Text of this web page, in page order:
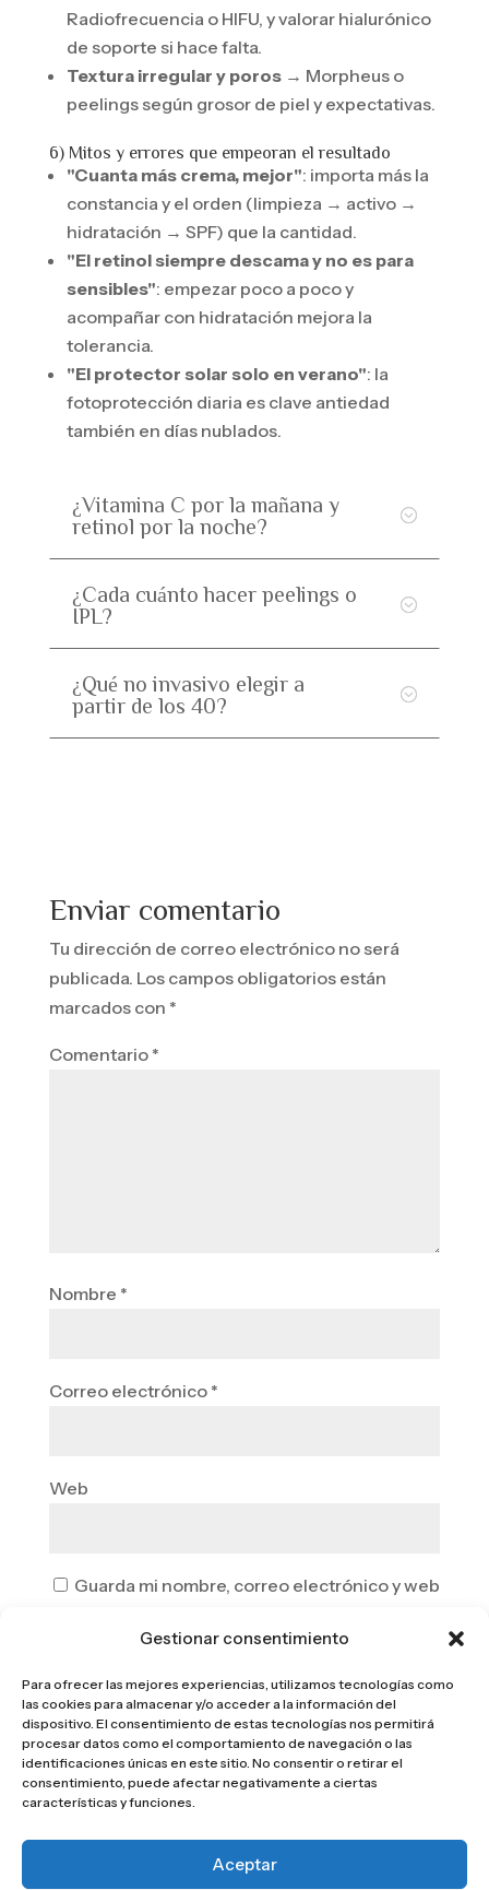
Gestionar consentimiento
Para ofrecer las mejores experiencias, utilizamos tecnologías como
las cookies para almacenar y/o acceder a la información del
dispositivo. El consentimiento de estas tecnologías nos permitirá
procesar datos como el comportamiento de navegación o las
identificaciones únicas en este sitio. No consentir o retirar el
consentimiento, puede afectar negativamente a ciertas
características y funciones.
Aceptar
Radiofrecuencia o HIFU, y valorar hialurónico
de soporte si hace falta.
Textura irregular y poros→ Morpheus o
peelings según grosor de piel y expectativas.
6) Mitos y errores que empeoran el resultado
"Cuanta más crema, mejor": importa más la
constancia y el orden (limpieza → activo →
hidratación → SPF) que la cantidad.
"El retinol siempre descama y no es para
sensibles": empezar poco a poco y
acompañar con hidratación mejora la
tolerancia.
"El protector solar solo en verano": la
fotoprotección diaria es clave antiedad
también en días nublados.
¿Vitamina C por la mañana y
retinol por la noche?
¿Cada cuánto hacer peelings o
IPL?
¿Qué no invasivo elegir a
partir de los 40?
Enviar comentario
Tu dirección de correo electrónico no será
publicada. Los campos obligatorios están
marcados con *
Comentario *
Nombre *
Correo electrónico *
Web
Guarda mi nombre, correo electrónico y web